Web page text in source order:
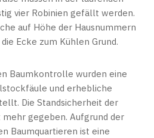
vier Robinien gefällt werden.
auf Höhe der Hausnummern
Ecke zum Kühlen Grund.
Baumkontrolle wurden eine
und erhebliche
Die Standsicherheit der
mehr gegeben. Aufgrund der
Baumquartieren ist eine